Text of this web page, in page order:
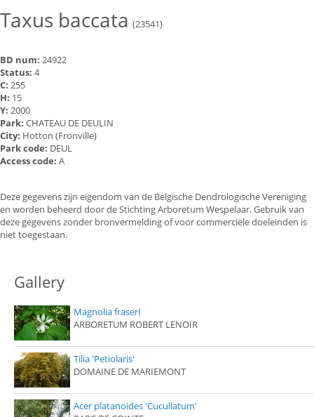
Taxus baccata (23541)
BD num: 24922
Status: 4
C: 255
H: 15
Y: 2000
Park: CHATEAU DE DEULIN
City: Hotton (Fronville)
Park code: DEUL
Access code: A
Deze gegevens zijn eigendom van de Belgische Dendrologische Vereniging
en worden beheerd door de Stichting Arboretum Wespelaar. Gebruik van
deze gegevens zonder bronvermelding of voor commerciële doeleinden is
niet toegestaan.
Gallery
Magnolia fraseri
ARBORETUM ROBERT LENOIR
Tilia 'Petiolaris'
DOMAINE DE MARIEMONT
Acer platanoides 'Cucullatum'